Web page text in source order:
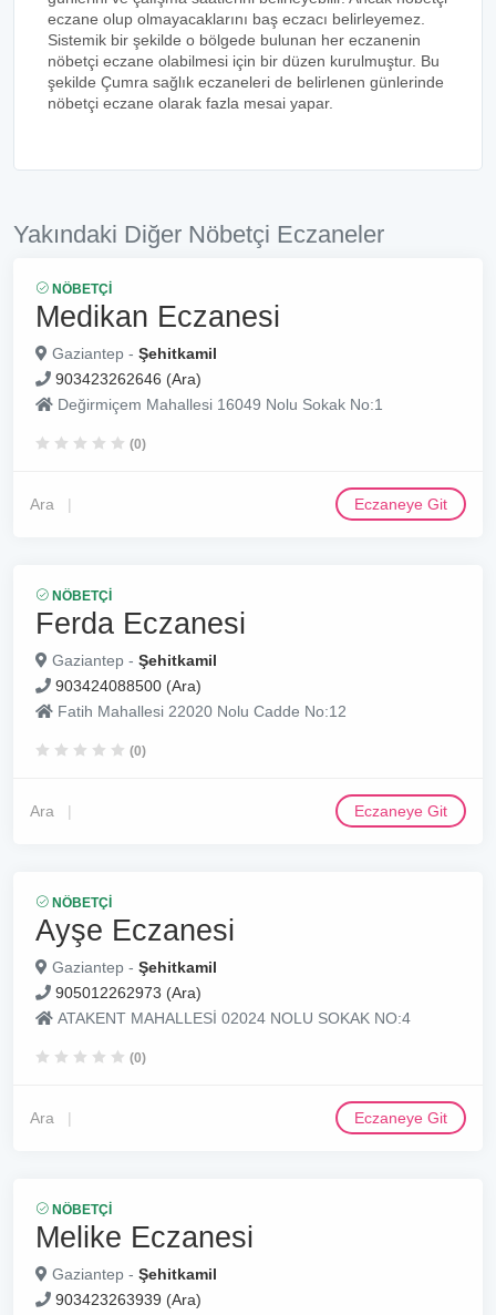
eczane olup olmayacaklarını baş eczacı belirleyemez.
Sistemik bir şekilde o bölgede bulunan her eczanenin
nöbetçi eczane olabilmesi için bir düzen kurulmuştur. Bu
şekilde Çumra sağlık eczaneleri de belirlenen günlerinde
nöbetçi eczane olarak fazla mesai yapar.
Yakındaki Diğer Nöbetçi Eczaneler
NÖBETÇI
Medikan Eczanesi
Gaziantep - Şehitkamil
903423262646 (Ara)
Değirmiçem Mahallesi 16049 Nolu Sokak No:1
(0)
Ara Eczaneye Git
NÖBETÇI
Ferda Eczanesi
Gaziantep - Şehitkamil
903424088500 (Ara)
Fatih Mahallesi 22020 Nolu Cadde No:12
(0)
Ara Eczaneye Git
NÖBETÇI
Ayşe Eczanesi
Gaziantep - Şehitkamil
905012262973 (Ara)
ATAKENT MAHALLESİ 02024 NOLU SOKAK NO:4
(0)
Ara Eczaneye Git
NÖBETÇI
Melike Eczanesi
Gaziantep - Şehitkamil
903423263939 (Ara)